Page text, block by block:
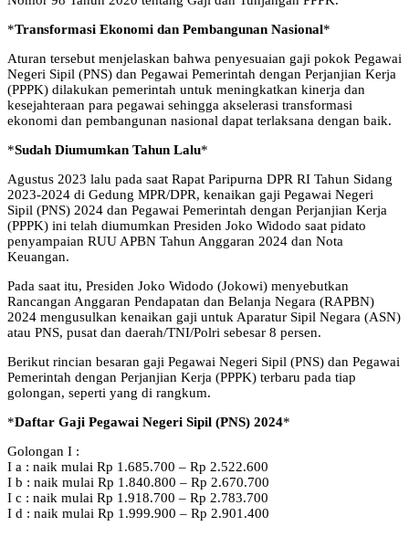
*Transformasi Ekonomi dan Pembangunan Nasional*
Aturan tersebut menjelaskan bahwa penyesuaian gaji pokok Pegawai
Negeri Sipil (PNS) dan Pegawai Pemerintah dengan Perjanjian Kerja
(PPPK) dilakukan pemerintah untuk meningkatkan kinerja dan
kesejahteraan para pegawai sehingga akselerasi transformasi
ekonomi dan pembangunan nasional dapat terlaksana dengan baik.
*Sudah Diumumkan Tahun Lalu*
Agustus 2023 lalu pada saat Rapat Paripurna DPR RI Tahun Sidang
2023-2024 di Gedung MPR/DPR, kenaikan gaji Pegawai Negeri
Sipil (PNS) 2024 dan Pegawai Pemerintah dengan Perjanjian Kerja
(PPPK) ini telah diumumkan Presiden Joko Widodo saat pidato
penyampaian RUU APBN Tahun Anggaran 2024 dan Nota
Keuangan.
Pada saat itu, Presiden Joko Widodo (Jokowi) menyebutkan
Rancangan Anggaran Pendapatan dan Belanja Negara (RAPBN)
2024 mengusulkan kenaikan gaji untuk Aparatur Sipil Negara (ASN)
atau PNS, pusat dan daerah/TNI/Polri sebesar 8 persen.
Berikut rincian besaran gaji Pegawai Negeri Sipil (PNS) dan Pegawai
Pemerintah dengan Perjanjian Kerja (PPPK) terbaru pada tiap
golongan, seperti yang di rangkum.
*Daftar Gaji Pegawai Negeri Sipil (PNS) 2024*
Golongan I :
I a : naik mulai Rp 1.685.700 – Rp 2.522.600
I b : naik mulai Rp 1.840.800 – Rp 2.670.700
I c : naik mulai Rp 1.918.700 – Rp 2.783.700
I d : naik mulai Rp 1.999.900 – Rp 2.901.400